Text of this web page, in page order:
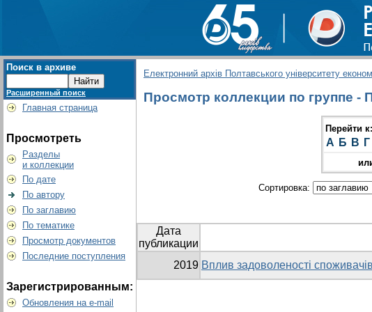
Поиск в архиве
Расширенный поиск
Главная страница
Просмотреть
Разделы
и коллекции
По дате
По автору
По заглавию
По тематике
Просмотр документов
Последние поступления
Зарегистрированным:
Обновления на e-mail
Електронний архів Полтавського університету
Просмотр коллекции по группе -
Перейти к:
А Б В Г
Сортировка:
Дата
публикации
2019 Вплив задоволеності